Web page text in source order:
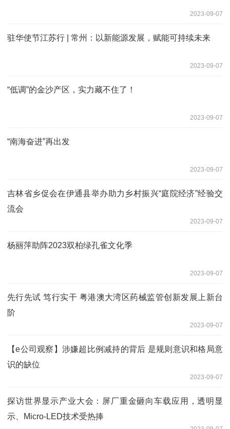
2023-09-07
驻华使节江苏行 | 常州：以新能源发展，赋能可持续未来
2023-09-07
“低调”的金沙产区，实力藏不住了！
2023-09-07
“南海奋进”再出发
2023-09-07
吉林省乡促会在伊通县举办助力乡村振兴“庭院经济”经验交
流会
2023-09-07
杨丽萍助阵2023双柏绿孔雀文化季
2023-09-07
先行先试 笃行实干 粤港澳大湾区药械监管创新发展上新台
阶
2023-09-07
【e公司观察】涉嫌超比例减持的背后 是规则意识和格局意
识的缺位
2023-09-07
探访世界显示产业大会：屏厂重金砸向车载应用，透明显
示、Micro-LED技术受热捧